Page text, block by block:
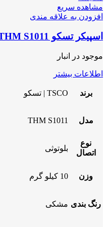
مشاهده سریع
افزودن به علاقه مندی
اسپیکر تسکو SPEAKER TSCO THM S1011
موجود در انبار
اطلاعات بیشتر
برند TSCO | تسکو
مدل THM S1011
نوع
اتصال
بلوتوثی
وزن 10 کیلو گرم
رنگ بندی مشکی